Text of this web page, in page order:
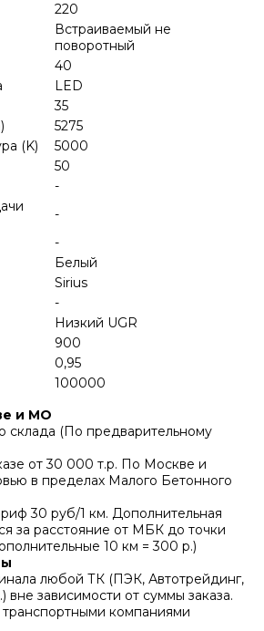
220
Встраиваемый не
поворотный
40
LED
35
5275
(K)
5000
50
-
-
-
Белый
Sirius
-
Низкий UGR
900
0,95
100000
и МО
склада (По предварительному
от 30 000 т.р. По Москве и
в пределах Малого Бетонного
30 руб/1 км. Дополнительная
за расстояние от МБК до точки
10 км = 300 р.)
любой ТК (ПЭК, Автотрейдинг,
вне зависимости от суммы заказа.
компаниями